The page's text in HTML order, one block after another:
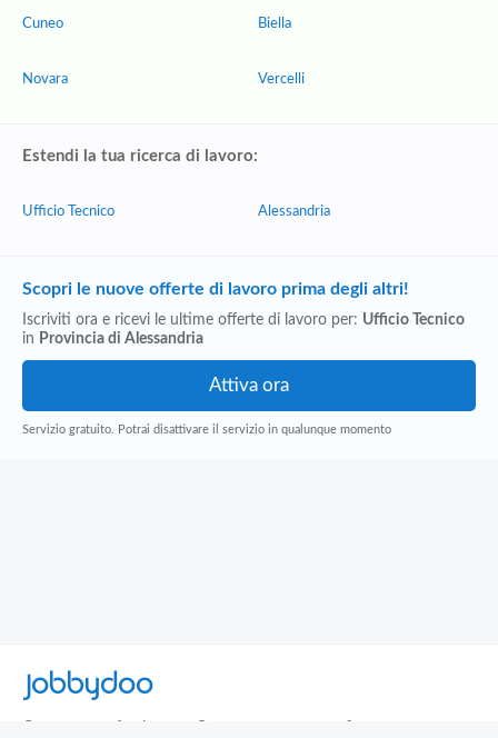
Cuneo
Novara
Biella
Vercelli
Estendi la tua ricerca di lavoro:
Ufficio Tecnico Alessandria
Scopri le nuove offerte di lavoro prima degli altri!
Iscriviti ora e ricevi le ultime offerte di lavoro per: Ufficio Tecnico
in Provincia di Alessandria
Servizio gratuito. Potrai disattivare il servizio in qualunque momento
Jobbydoo